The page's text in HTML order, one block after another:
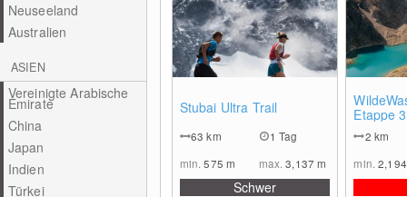
Neuseeland
Australien
ASIEN
Vereinigte Arabische
Emirate
China
Japan
Indien
Türkei
Stubai Ultra Trail
63km
1 Tag
min.575 m max.3,137m
Schwer
Etappe
-
2 km
min.2,194